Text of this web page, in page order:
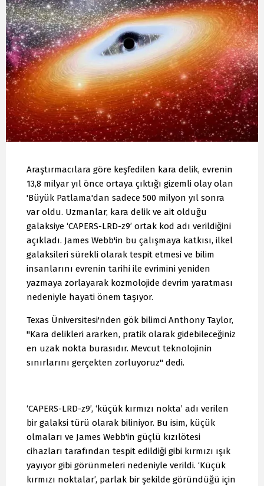
Araştırmacılara göre keşfedilen kara delik, evrenin
13,8 milyar yıl önce ortaya çıktığı gizemli olay olan
'Büyük Patlama'dan sadece 500 milyon yıl sonra
var oldu. Uzmanlar, kara delik ve ait olduğu
galaksiye ‘CAPERS-LRD-z9’ ortak kod adı verildiğini
açıkladı. James Webb'in bu çalışmaya katkısı, ilkel
galaksileri sürekli olarak tespit etmesi ve bilim
insanlarını evrenin tarihi ile evrimini yeniden
yazmaya zorlayarak kozmolojide devrim yaratması
nedeniyle hayati önem taşıyor.
Texas Üniversitesi'nden gök bilimci Anthony Taylor,
"Kara delikleri ararken, pratik olarak gidebileceğiniz
en uzak nokta burasıdır. Mevcut teknolojinin
sınırlarını gerçekten zorluyoruz" dedi.
‘CAPERS-LRD-z9’, ‘küçük kırmızı nokta’ adı verilen
bir galaksi türü olarak biliniyor. Bu isim, küçük
olmaları ve James Webb'in güçlü kızılötesi
cihazları tarafından tespit edildiği gibi kırmızı ışık
yayıyor gibi görünmeleri nedeniyle verildi. ‘Küçük
kırmızı noktalar’, parlak bir şekilde göründüğü için